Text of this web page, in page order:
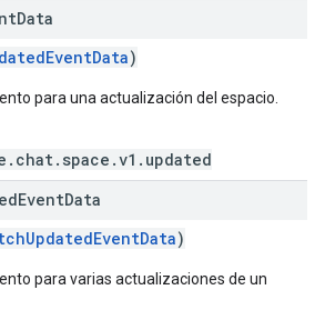
Data
)
para una actualización del espacio.
EventData
)
para varias actualizaciones de un